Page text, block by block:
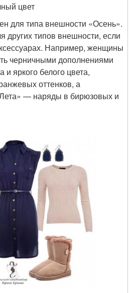
цвет
для типа внешности «Осень».
других типов внешности, если
Например, женщины
черничными дополнениями
и яркого белого цвета,
оттенков, а
— наряды в бирюзовых и